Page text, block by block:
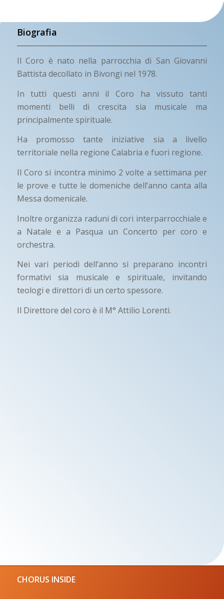
Biografia
Il Coro è nato nella parrocchia di San Giovanni
Battista decollato in Bivongi nel 1978.
In tutti questi anni il Coro ha vissuto tanti
momenti belli di crescita sia musicale ma
principalmente spirituale.
Ha promosso tante iniziative sia a livello
territoriale nella regione Calabria e fuori regione.
Il Coro si incontra minimo 2 volte a settimana per
le prove e tutte le domeniche dell’anno canta alla
Messa domenicale.
Inoltre organizza raduni di cori interparrocchiale e
a Natale e a Pasqua un Concerto per coro e
orchestra.
Nei vari periodi dell’anno si preparano incontri
formativi sia musicale e spirituale, invitando
teologi e direttori di un certo spessore.
Il Direttore del coro è il M° Attilio Lorenti.
CHORUS INSIDE